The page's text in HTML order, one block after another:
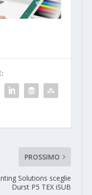
PROSSIMO
Solutions sceglie
Durst P5 TEX iSUB